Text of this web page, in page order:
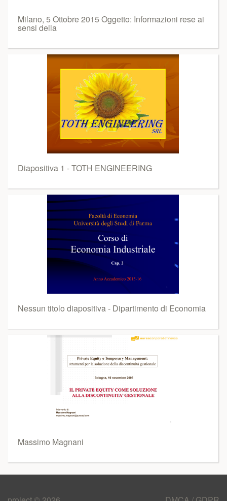
Milano, 5 Ottobre 2015 Oggetto: Informazioni rese ai
sensi della
Diapositiva 1 - TOTH ENGINEERING
Nessun titolo diapositiva - Dipartimento di Economia
Massimo Magnani